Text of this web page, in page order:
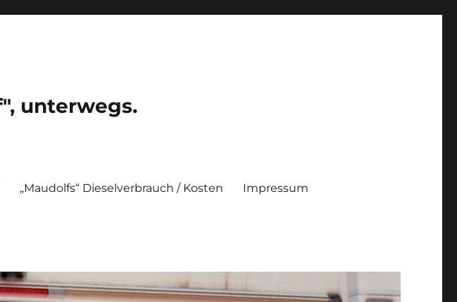
unterwegs.
„Maudolfs“ Dieselverbrauch / Kosten Impressum